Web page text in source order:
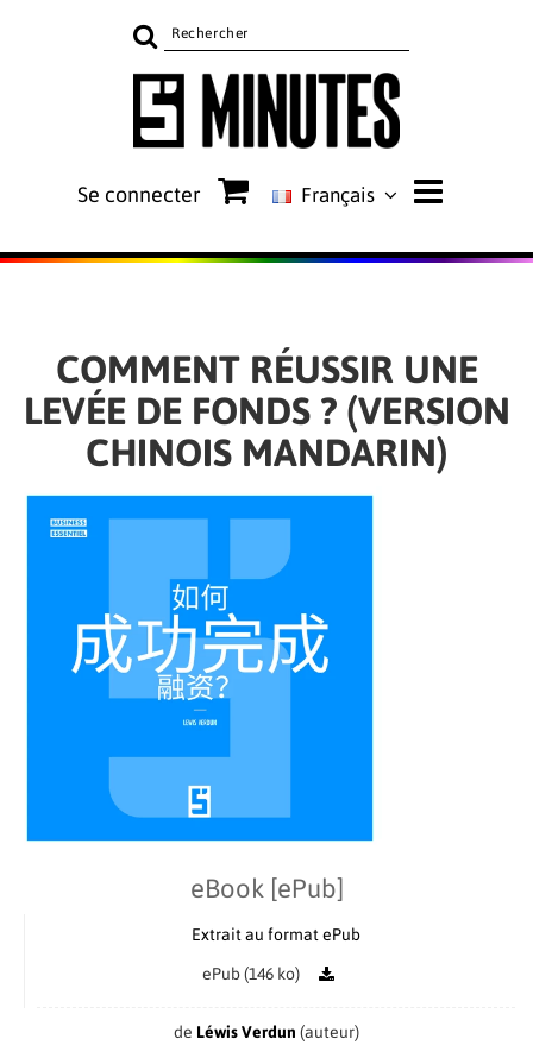
Rechercher
sur
le
Se connecter Français
COMMENT RÉUSSIR UNE
LEVÉE DE FONDS ? (VERSION
CHINOIS MANDARIN)
eBook [ePub]
Extrait au format ePub
ePub (146 ko)
de Léwis Verdun (auteur)